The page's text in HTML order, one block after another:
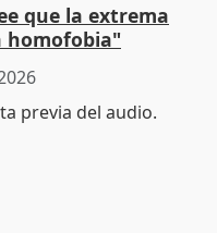
que la extrema
homofobia"